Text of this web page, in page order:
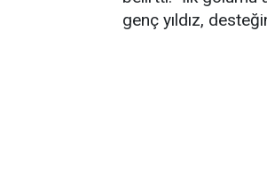
genç yıldız,